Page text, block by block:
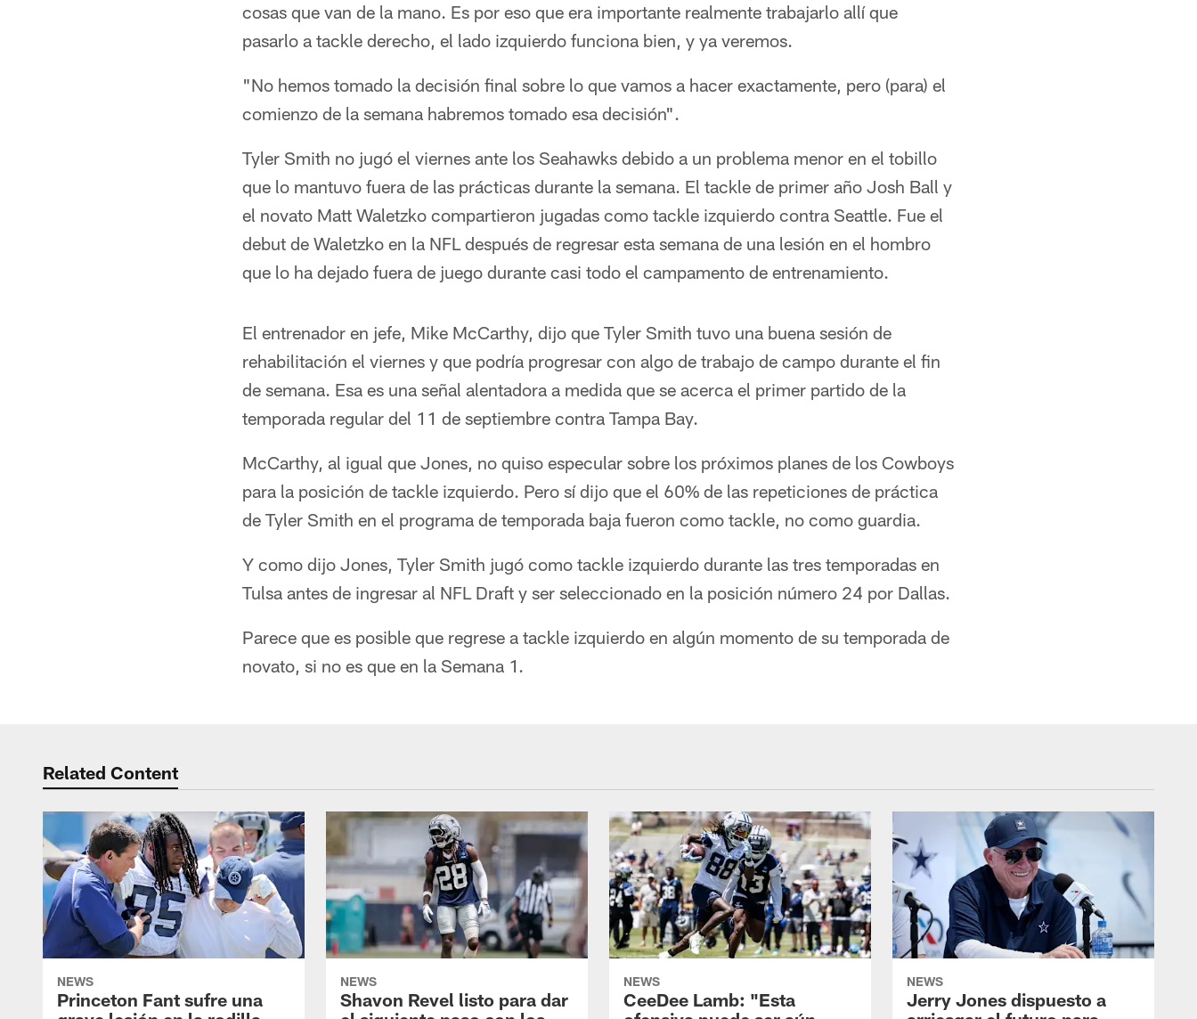
cosas que van de la mano. Es por eso que era importante realmente trabajarlo allí que
pasarlo a tackle derecho, el lado izquierdo funciona bien, y ya veremos.
"No hemos tomado la decisión final sobre lo que vamos a hacer exactamente, pero (para) el
comienzo de la semana habremos tomado esa decisión".
Tyler Smith no jugó el viernes ante los Seahawks debido a un problema menor en el tobillo
que lo mantuvo fuera de las prácticas durante la semana. El tackle de primer año Josh Ball y
el novato Matt Waletzko compartieron jugadas como tackle izquierdo contra Seattle. Fue el
debut de Waletzko en la NFL después de regresar esta semana de una lesión en el hombro
que lo ha dejado fuera de juego durante casi todo el campamento de entrenamiento.
El entrenador en jefe, Mike McCarthy, dijo que Tyler Smith tuvo una buena sesión de
rehabilitación el viernes y que podría progresar con algo de trabajo de campo durante el fin
de semana. Esa es una señal alentadora a medida que se acerca el primer partido de la
temporada regular del 11 de septiembre contra Tampa Bay.
McCarthy, al igual que Jones, no quiso especular sobre los próximos planes de los Cowboys
para la posición de tackle izquierdo. Pero sí dijo que el 60% de las repeticiones de práctica
de Tyler Smith en el programa de temporada baja fueron como tackle, no como guardia.
Y como dijo Jones, Tyler Smith jugó como tackle izquierdo durante las tres temporadas en
Tulsa antes de ingresar al NFL Draft y ser seleccionado en la posición número 24 por Dallas.
Parece que es posible que regrese a tackle izquierdo en algún momento de su temporada de
novato, si no es que en la Semana 1.
Related Content
NEWS
Princeton Fant sufre una
NEWS
Shavon Revel listo para dar
NEWS
CeeDee Lamb: "Esta
NEWS
Jerry Jones dispuesto a